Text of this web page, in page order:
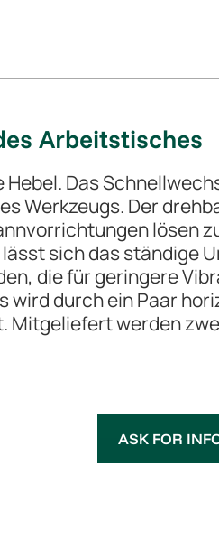
Arbeitstisches
Das
Werkzeugs. Der
lösen
sich das ständige
die für geringere
durch ein Paar
werden
ASK FOR